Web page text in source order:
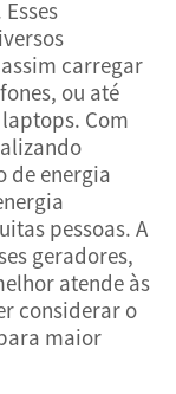
carregar
ou até
Com
de energia
pessoas. A
geradores,
atende às
considerar o
maior